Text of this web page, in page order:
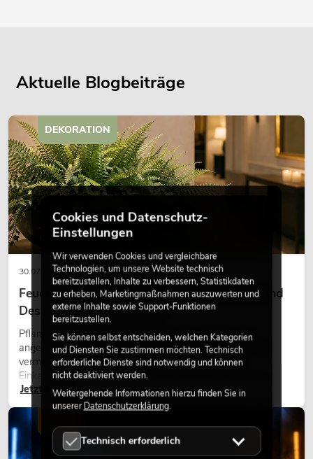
Aktuelle Blogbeiträge
30.07.2026
Feuerhemmende Kunstpflanzen: Sicherheit und
Design perfekt kombiniert
Pflanzen machen Räume lebendig. Sie schaffen eine
angenehme Atmosphäre, verbessern das Ambiente und
vermitteln Natürlichkeit. Ob in Hotels, Restaurants,
Einkaufszentren, Bürogebäuden oder auf Messeständen:
eine hochwertige Begrünung gehört heute längst zum
modernen Raumkonzept.
Jetzt lesen
DEKORATION
Cookies und Datenschutz-
Einstellungen
Wir verwenden Cookies und vergleichbare
Technologien, um unsere Website technisch
bereitzustellen, Inhalte zu verbessern, Statistikdaten
zu erheben, Marketingmaßnahmen auszuwerten und
externe Inhalte sowie Support-Funktionen
bereitzustellen.
Sie können selbst entscheiden, welchen Kategorien
und Diensten Sie zustimmen möchten. Technisch
erforderliche Dienste sind notwendig und können
nicht deaktiviert werden.
Weitergehende Informationen hierzu finden Sie in
unsererDatenschutzerklärung.
Technisch erforderlich